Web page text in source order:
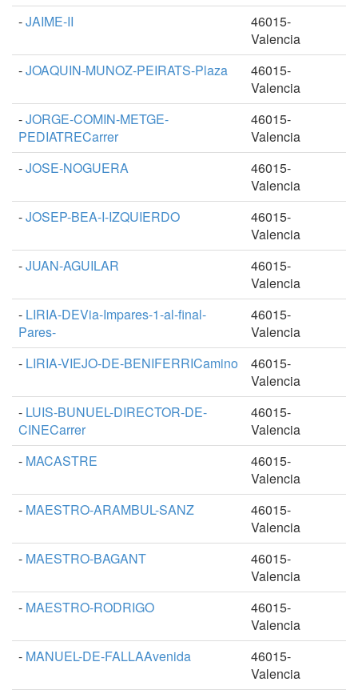
-JAIME-II
46015-
Valencia
-JOAQUIN-MUNOZ-PEIRATS-Plaza
46015-
Valencia
-JORGE-COMIN-METGE-
PEDIATRECarrer
46015-
Valencia
-JOSE-NOGUERA
46015-
Valencia
-JOSEP-BEA-I-IZQUIERDO
46015-
Valencia
-JUAN-AGUILAR
46015-
Valencia
- LIRIA-DEVia-Impares-1-al-final-
Pares-
46015-
Valencia
- LIRIA-VIEJO-DE-BENIFERRICamino
46015-
Valencia
- LUIS-BUNUEL-DIRECTOR-DE-
CINECarrer
46015-
Valencia
- MACASTRE
46015-
Valencia
- MAESTRO-ARAMBUL-SANZ
46015-
Valencia
- MAESTRO-BAGANT
46015-
Valencia
- MAESTRO-RODRIGO
46015-
Valencia
- MANUEL-DE-FALLAAvenida
46015-
Valencia